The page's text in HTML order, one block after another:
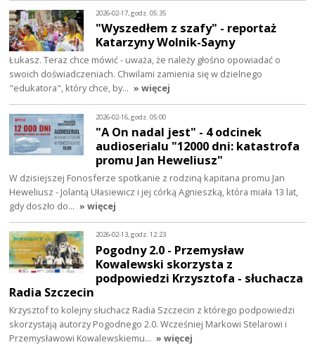
2026-02-17, godz. 05:35
"Wyszedłem z szafy" - reportaż
Katarzyny Wolnik-Sayny
Łukasz. Teraz chce mówić - uważa, że należy głośno opowiadać o
swoich doświadczeniach. Chwilami zamienia się w dzielnego
"edukatora", który chce, by… » więcej
2026-02-16, godz. 05:00
"A On nadal jest" - 4 odcinek
audioserialu "12000 dni: katastrofa
promu Jan Heweliusz"
W dzisiejszej Fonosferze spotkanie z rodziną kapitana promu Jan
Heweliusz - Jolantą Ułasiewicz i jej córką Agnieszką, która miała 13 lat,
gdy doszło do… » więcej
2026-02-13, godz. 12:23
Pogodny 2.0 - Przemysław
Kowalewski skorzysta z
podpowiedzi Krzysztofa - słuchacza
Radia Szczecin
Krzysztof to kolejny słuchacz Radia Szczecin z którego podpowiedzi
skorzystają autorzy Pogodnego 2.0. Wcześniej Markowi Stelarowi i
Przemysławowi Kowalewskiemu… » więcej